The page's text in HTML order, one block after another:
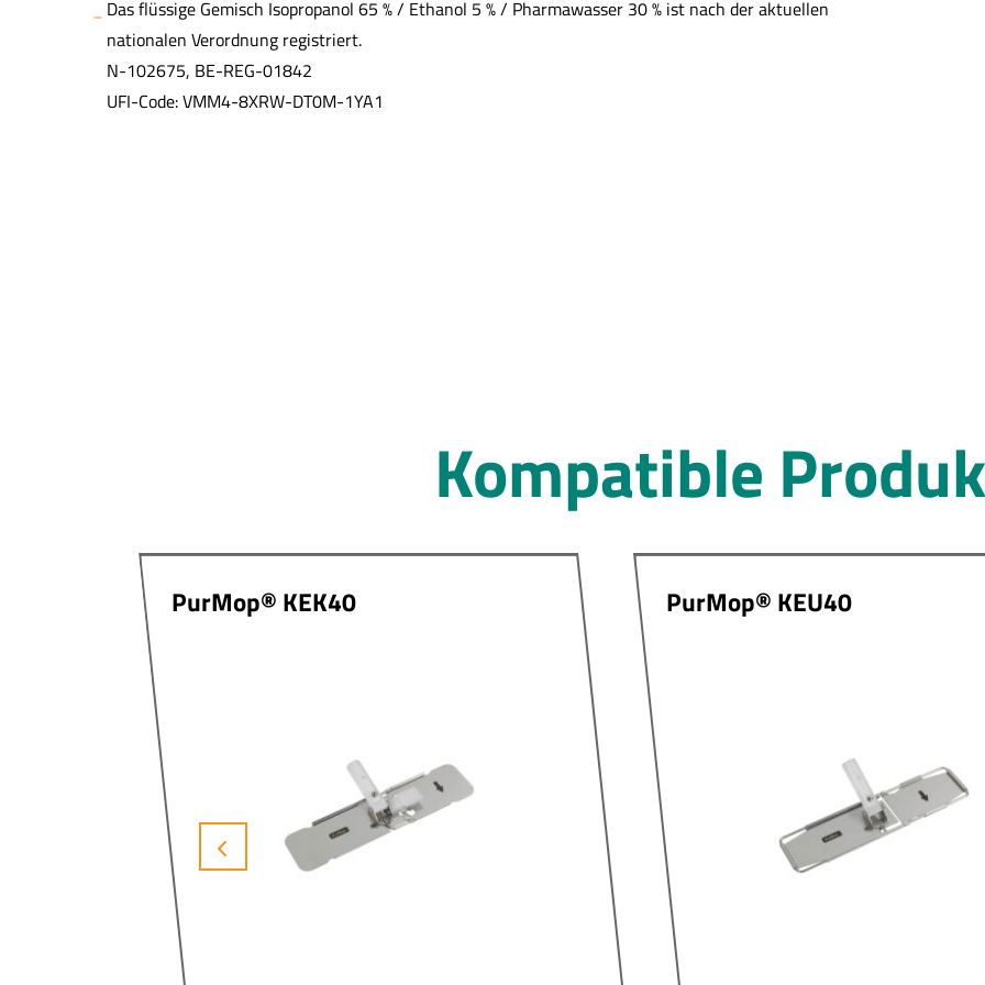
Das flüssige Gemisch Isopropanol 65 % / Ethanol 5 % / Pharmawasser 30 % ist nach der aktuellen
nationalen Verordnung registriert.
N-102675, BE-REG-01842
UFI-Code: VMM4-8XRW-DT0M-1YA1
Kompatible
PurMop® KEK40 PurMop® KEU40